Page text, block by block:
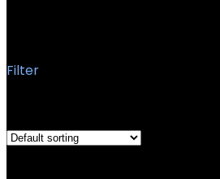
Filter